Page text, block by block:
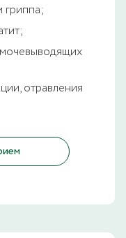
отравления
прием